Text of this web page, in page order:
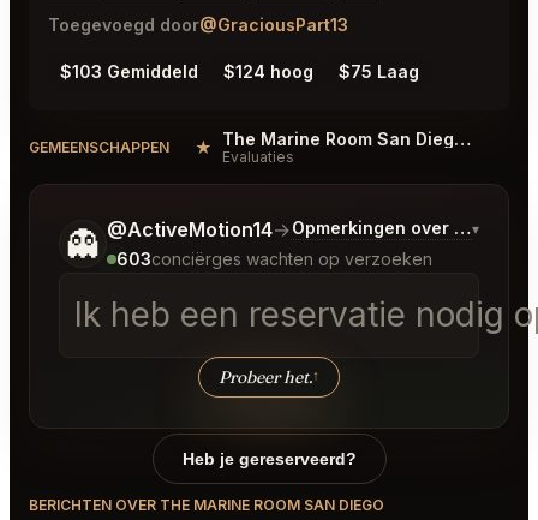
Toegevoegd door@GraciousPart13
$103 Gemiddeld $124 hoog $75 Laag
GEMEENSCHAPPEN ★ The Marine Room San Diego Reviews
Evaluaties
👻 @ActiveMotion14→Opmerkingen over Laatste
▾
603conciërges wachten op verzoeken
Ik heb een reservatie nodig
Probeer het.↑
Vertel me wat je wilt.
Heb je gereserveerd?
BERICHTEN OVER THE MARINE ROOM SAN DIEGO